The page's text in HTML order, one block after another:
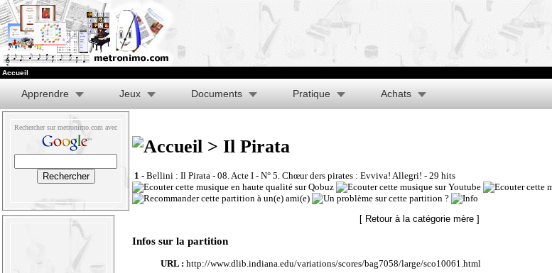
Accueil
Apprendre Jeux Documents Pratique Achats
Rechercher sur metronimo.com avec
> Il Pirata
1 - Bellini : Il Pirata - 08. Acte I - N° 5. Chœur ders pirates : Evviva! Allegri! - 29 hits
[ Retour à la catégorie mère ]
Infos sur la partition
URL : http://www.dlib.indiana.edu/variations/scores/bag7058/large/sco10061.html